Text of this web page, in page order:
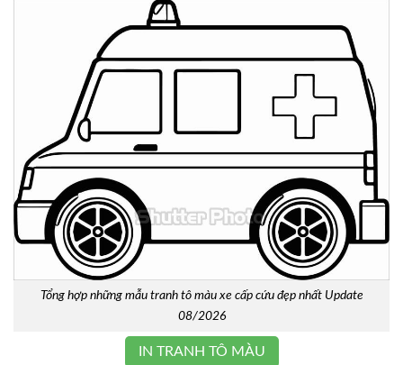
Tổng hợp những mẫu tranh tô màu xe cấp cứu đẹp nhất Update
08/2026
IN TRANH TÔ MÀU